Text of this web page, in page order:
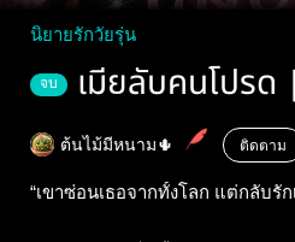
นิยายรักวัยรุ่น
จบ เมียลับคนโปร
ต้นไม้มีหนาม🌵 ติดตาม
“เขาซ่อนเธอจากทั้